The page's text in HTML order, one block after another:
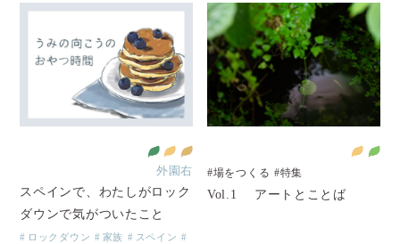
外園右
スペインで、わたしがロック
ダウンで気がついたこと
ロックダウン 家族 スペイン
#場をつくる #特集
Vol.1 アートとことば